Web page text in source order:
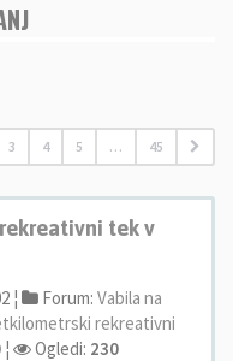
3 4 5 … 45
tek v
¦ Forum: Vabila na
rekreativni
¦ Ogledi: 230